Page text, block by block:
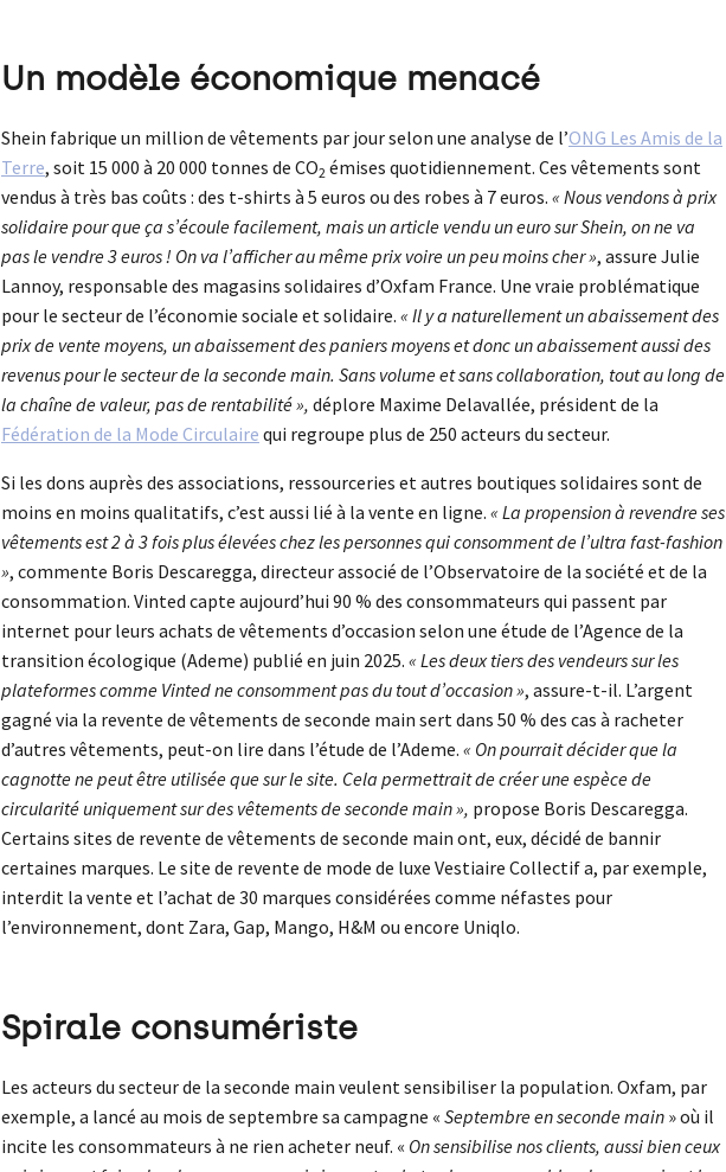
Un modèle économique menacé
Shein fabrique un million de vêtements par jour selon une analyse de l’ONG Les Amis de la
Terre, soit 15 000 à 20 000 tonnes de CO2 émises quotidiennement. Ces vêtements sont
vendus à très bas coûts : des t-shirts à 5 euros ou des robes à 7 euros. « Nous vendons à prix
solidaire pour que ça s’écoule facilement, mais un article vendu un euro sur Shein, on ne va
pas le vendre 3 euros ! On va l’afficher au même prix voire un peu moins cher », assure Julie
Lannoy, responsable des magasins solidaires d’Oxfam France. Une vraie problématique
pour le secteur de l’économie sociale et solidaire. « Il y a naturellement un abaissement des
prix de vente moyens, un abaissement des paniers moyens et donc un abaissement aussi des
revenus pour le secteur de la seconde main. Sans volume et sans collaboration, tout au long de
la chaîne de valeur, pas de rentabilité », déplore Maxime Delavallée, président de la
Fédération de la Mode Circulaire qui regroupe plus de 250 acteurs du secteur.
Si les dons auprès des associations, ressourceries et autres boutiques solidaires sont de
moins en moins qualitatifs, c’est aussi lié à la vente en ligne. « La propension à revendre ses
vêtements est 2 à 3 fois plus élevées chez les personnes qui consomment de l’ultra fast-fashion
», commente Boris Descaregga, directeur associé de l’Observatoire de la société et de la
consommation. Vinted capte aujourd’hui 90 % des consommateurs qui passent par
internet pour leurs achats de vêtements d’occasion selon une étude de l’Agence de la
transition écologique (Ademe) publié en juin 2025. « Les deux tiers des vendeurs sur les
plateformes comme Vinted ne consomment pas du tout d’occasion », assure-t-il. L’argent
gagné via la revente de vêtements de seconde main sert dans 50 % des cas à racheter
d’autres vêtements, peut-on lire dans l’étude de l’Ademe. « On pourrait décider que la
cagnotte ne peut être utilisée que sur le site. Cela permettrait de créer une espèce de
circularité uniquement sur des vêtements de seconde main », propose Boris Descaregga.
Certains sites de revente de vêtements de seconde main ont, eux, décidé de bannir
certaines marques. Le site de revente de mode de luxe Vestiaire Collectif a, par exemple,
interdit la vente et l’achat de 30 marques considérées comme néfastes pour
l’environnement, dont Zara, Gap, Mango, H&M ou encore Uniqlo.
Spirale consumériste
Les acteurs du secteur de la seconde main veulent sensibiliser la population. Oxfam, par
exemple, a lancé au mois de septembre sa campagne « Septembre en seconde main » où il
incite les consommateurs à ne rien acheter neuf. « On sensibilise nos clients, aussi bien ceux